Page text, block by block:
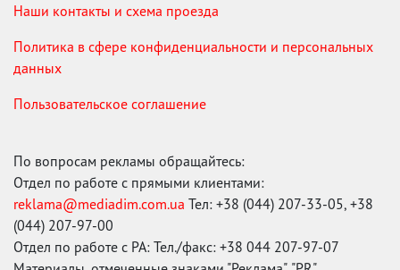
Наши контакты и схема проезда
Политика в сфере конфиденциальности и персональных
данных
Пользовательское соглашение
По вопросам рекламы обращайтесь:
Отдел по работе с прямыми клиентами:
reklama@mediadim.com.ua Тел: +38 (044) 207-33-05, +38
(044) 207-97-00
Отдел по работе с РА: Тел./факс: +38 044 207-97-07